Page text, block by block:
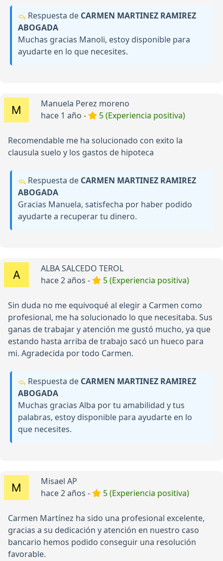
Respuesta de CARMEN MARTINEZ RAMIREZ
ABOGADA
Muchas gracias Manoli, estoy disponible para
ayudarte en lo que necesites.
Manuela Perez moreno
hace 1 año -
5 (Experiencia positiva)
Recomendable me ha solucionado con exito la
clausula suelo y los gastos de hipoteca
Respuesta de CARMEN MARTINEZ RAMIREZ
ABOGADA
Gracias Manuela, satisfecha por haber podido
ayudarte a recuperar tu dinero.
ALBA SALCEDO TEROL
hace 2 años -
5 (Experiencia positiva)
Sin duda no me equivoqué al elegir a Carmen como
profesional, me ha solucionado lo que necesitaba. Sus
ganas de trabajar y atención me gustó mucho, ya que
estando hasta arriba de trabajo sacó un hueco para
mi. Agradecida por todo Carmen.
Respuesta de CARMEN MARTINEZ RAMIREZ
ABOGADA
Muchas gracias Alba por tu amabilidad y tus
palabras, estoy disponible para ayudarte en lo
que necesites.
Misael AP
hace 2 años -
5 (Experiencia positiva)
Carmen Martínez ha sido una profesional excelente,
gracias a su dedicación y atención en nuestro caso
bancario hemos podido conseguir una resolución
favorable.